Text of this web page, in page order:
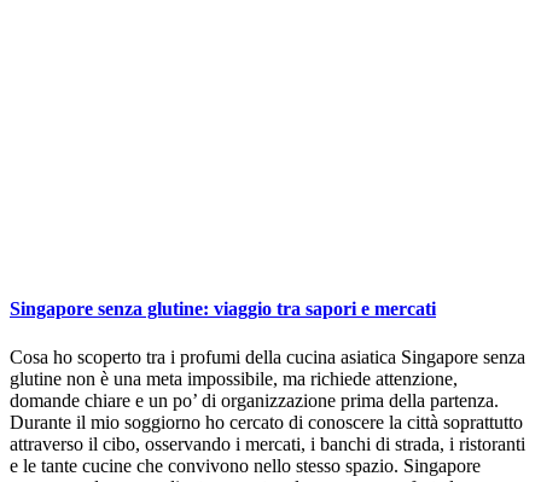
Singapore senza glutine: viaggio tra sapori e mercati
Cosa ho scoperto tra i profumi della cucina asiatica Singapore senza
glutine non è una meta impossibile, ma richiede attenzione,
domande chiare e un po’ di organizzazione prima della partenza.
Durante il mio soggiorno ho cercato di conoscere la città soprattutto
attraverso il cibo, osservando i mercati, i banchi di strada, i ristoranti
e le tante cucine che convivono nello stesso spazio. Singapore